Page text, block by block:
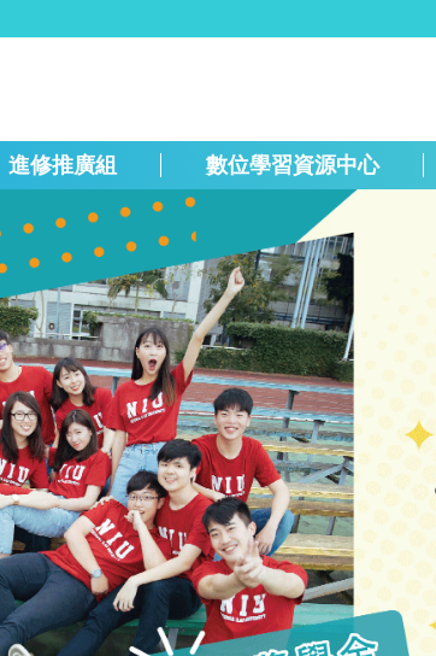
進修推廣組 數位學習資源中心